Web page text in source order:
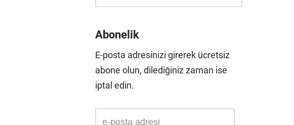
Abonelik
E-posta adresinizi girerek ücretsiz
abone olun, dilediğiniz zaman ise
iptal edin.